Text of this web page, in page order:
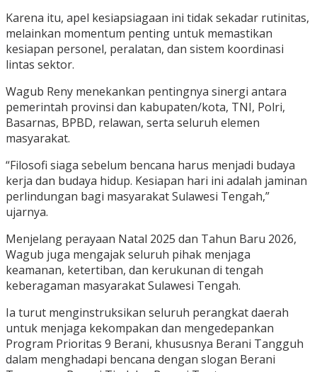
Karena itu, apel kesiapsiagaan ini tidak sekadar rutinitas,
melainkan momentum penting untuk memastikan
kesiapan personel, peralatan, dan sistem koordinasi
lintas sektor.
Wagub Reny menekankan pentingnya sinergi antara
pemerintah provinsi dan kabupaten/kota, TNI, Polri,
Basarnas, BPBD, relawan, serta seluruh elemen
masyarakat.
“Filosofi siaga sebelum bencana harus menjadi budaya
kerja dan budaya hidup. Kesiapan hari ini adalah jaminan
perlindungan bagi masyarakat Sulawesi Tengah,”
ujarnya.
Menjelang perayaan Natal 2025 dan Tahun Baru 2026,
Wagub juga mengajak seluruh pihak menjaga
keamanan, ketertiban, dan kerukunan di tengah
keberagaman masyarakat Sulawesi Tengah.
Ia turut menginstruksikan seluruh perangkat daerah
untuk menjaga kekompakan dan mengedepankan
Program Prioritas 9 Berani, khususnya Berani Tangguh
dalam menghadapi bencana dengan slogan Berani